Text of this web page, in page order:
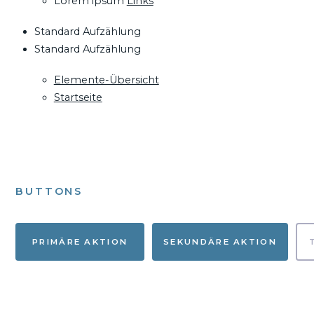
Standard Aufzählung
Standard Aufzählung
Elemente-Übersicht
Startseite
BUTTONS
PRIMÄRE AKTION SEKUNDÄRE AKTION